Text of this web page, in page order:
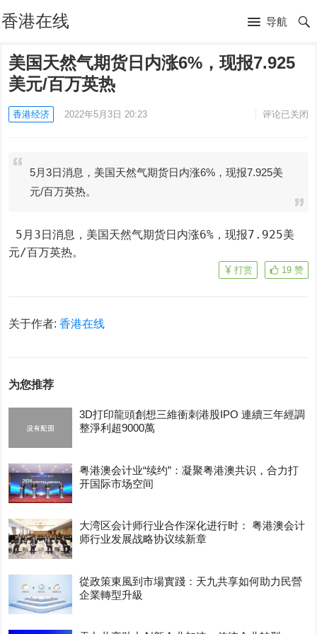
香港在线 导航
美国天然气期货日内涨6%，现报7.925
美元/百万英热
香港经济 2022年5月3日 20:23 评论已关闭
5月3日消息，美国天然气期货日内涨6%，现报7.925美
元/百万英热。
元/百万英热。
19 赞
打赏
关于作者:香港在线
为您推荐
3D打印龍頭創想三維衝刺港股IPO 連續三年經調
整淨利超9000萬
粤港澳会计业“续约”：凝聚粤港澳共识，合力打
开国际市场空间
大湾区会计师行业合作深化进行时： 粤港澳会计
师行业发展战略协议续新章
從政策東風到市場實踐：天九共享如何助力民營
企業轉型升級